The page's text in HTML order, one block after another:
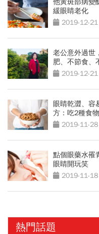
緩眼睛老化
2019-12-21
老公意外過世
肥、不節食、
2019-12-21
眼睛乾澀、容
方：吃2種食
2019-11-28
點個眼藥水罹
眼睛開玩笑
2019-11-18
熱門話題